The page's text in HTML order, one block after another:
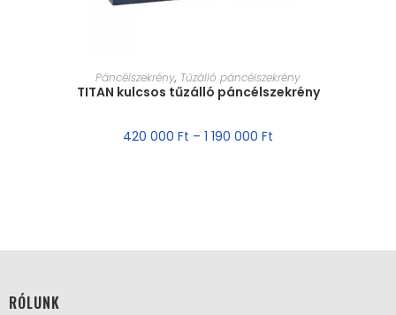
MÉRET VÁLASZTÁSA
Páncélszekrény, Tűzálló páncélszekrény
TITAN kulcsos tűzálló páncélszekrény
420 000 Ft – 1 190 000 Ft
RÓLUNK